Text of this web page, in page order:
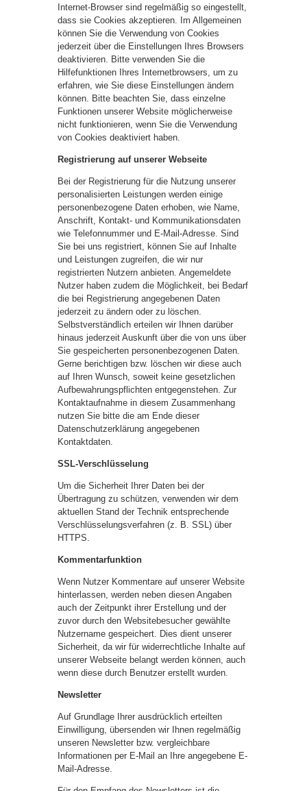
Internet-Browser sind regelmäßig so eingestellt,
dass sie Cookies akzeptieren. Im Allgemeinen
können Sie die Verwendung von Cookies
jederzeit über die Einstellungen Ihres Browsers
deaktivieren. Bitte verwenden Sie die
Hilfefunktionen Ihres Internetbrowsers, um zu
erfahren, wie Sie diese Einstellungen ändern
können. Bitte beachten Sie, dass einzelne
Funktionen unserer Website möglicherweise
nicht funktionieren, wenn Sie die Verwendung
von Cookies deaktiviert haben.
Registrierung auf unserer Webseite
Bei der Registrierung für die Nutzung unserer
personalisierten Leistungen werden einige
personenbezogene Daten erhoben, wie Name,
Anschrift, Kontakt- und Kommunikationsdaten
wie Telefonnummer und E-Mail-Adresse. Sind
Sie bei uns registriert, können Sie auf Inhalte
und Leistungen zugreifen, die wir nur
registrierten Nutzern anbieten. Angemeldete
Nutzer haben zudem die Möglichkeit, bei Bedarf
die bei Registrierung angegebenen Daten
jederzeit zu ändern oder zu löschen.
Selbstverständlich erteilen wir Ihnen darüber
hinaus jederzeit Auskunft über die von uns über
Sie gespeicherten personenbezogenen Daten.
Gerne berichtigen bzw. löschen wir diese auch
auf Ihren Wunsch, soweit keine gesetzlichen
Aufbewahrungspflichten entgegenstehen. Zur
Kontaktaufnahme in diesem Zusammenhang
nutzen Sie bitte die am Ende dieser
Datenschutzerklärung angegebenen
Kontaktdaten.
SSL-Verschlüsselung
Um die Sicherheit Ihrer Daten bei der
Übertragung zu schützen, verwenden wir dem
aktuellen Stand der Technik entsprechende
Verschlüsselungsverfahren (z. B. SSL) über
HTTPS.
Kommentarfunktion
Wenn Nutzer Kommentare auf unserer Website
hinterlassen, werden neben diesen Angaben
auch der Zeitpunkt ihrer Erstellung und der
zuvor durch den Websitebesucher gewählte
Nutzername gespeichert. Dies dient unserer
Sicherheit, da wir für widerrechtliche Inhalte auf
unserer Webseite belangt werden können, auch
wenn diese durch Benutzer erstellt wurden.
Newsletter
Auf Grundlage Ihrer ausdrücklich erteilten
Einwilligung, übersenden wir Ihnen regelmäßig
unseren Newsletter bzw. vergleichbare
Informationen per E-Mail an Ihre angegebene E-
Mail-Adresse.